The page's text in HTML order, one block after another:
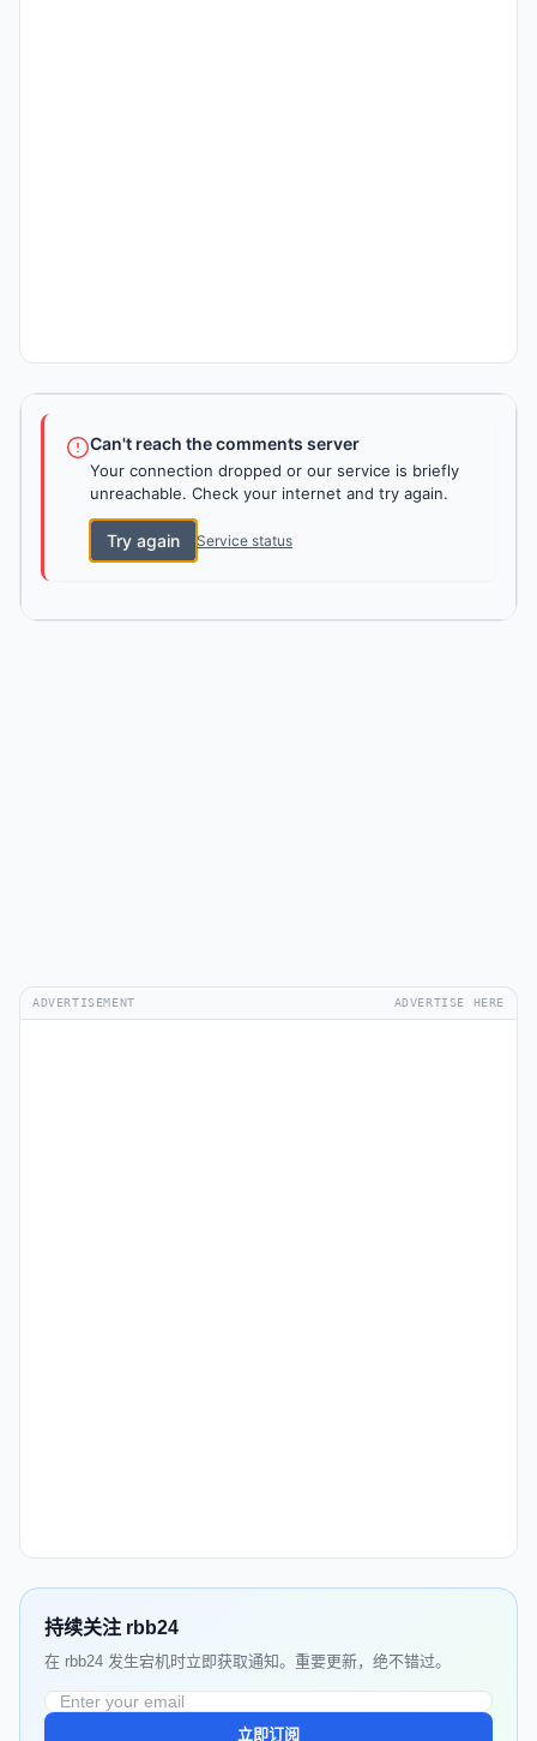
Can't reach the comments server
Your connection dropped or our service is briefly
unreachable. Check your internet and try again.
Try again Service status
ADVERTISEMENT ADVERTISE HERE
持续关注 rbb24
在 rbb24 发生宕机时立即获取通知。重要更新，绝不错过。
立即订阅